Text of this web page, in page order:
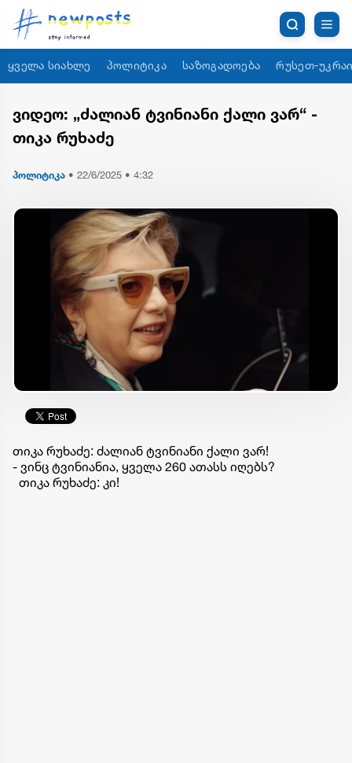
ყველა სიახლე პოლიტიკა საზოგადოება რუსეთ-
ვიდეო: „ძალიან ტვინიანი ქალი ვარ“ -
თიკა რუხაძე
პოლიტიკა • 22/6/2025 • 4:32
თიკა რუხაძე: ძალიან ტვინიანი ქალი ვარ!
- ვინც ტვინიანია, ყველა 260 ათასს იღებს?
თიკა რუხაძე: კი!